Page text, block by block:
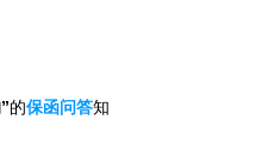
的保函问答知